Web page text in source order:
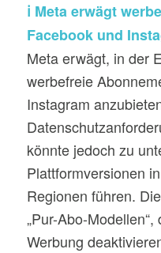
ℹ️ Meta erwägt
Facebook und
Meta erwägt, in der
werbefreie
Instagram
könnte jedoch zu
Plattformversionen
Regionen führen.
„Pur-Abo-
Werbung